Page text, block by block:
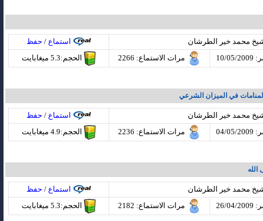
استماع / حفظ
محمد خير الطرشان
الحجم:5.3 ميغابايت
مرات الاستماع: 2266
في الميزان الشرعي
استماع / حفظ
محمد خير الطرشان
الحجم:4.9 ميغابايت
مرات الاستماع: 2236
الله
استماع / حفظ
محمد خير الطرشان
الحجم:5.3 ميغابايت
مرات الاستماع: 2182